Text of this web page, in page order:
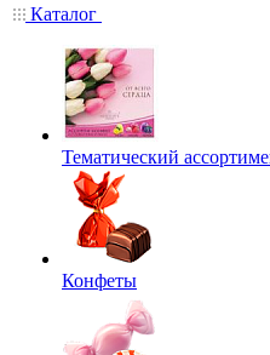
Каталог
Тематический
Конфеты